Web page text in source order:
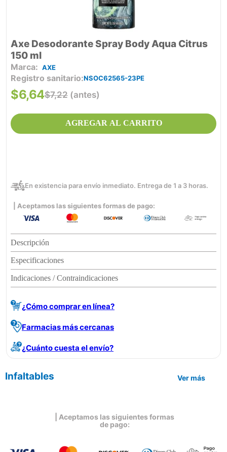
Axe Desodorante Spray Body Aqua Citrus
150 ml
AXE
Registro sanitario NSOC62565-23PE
$7,22 (antes)
$6,64
AGREGAR AL CARRITO
En existencia para envío inmediato. Entrega de 1 a 3 horas.
| Aceptamos las siguientes formas de pago:
Descripción
Especificaciones
Indicaciones / Contraindicaciones
¿Cómo comprar en línea?
Farmacias más cercanas
¿Cuánto cuesta el envío?
Infaltables Ver más
| Aceptamos las siguientes formas
de pago: